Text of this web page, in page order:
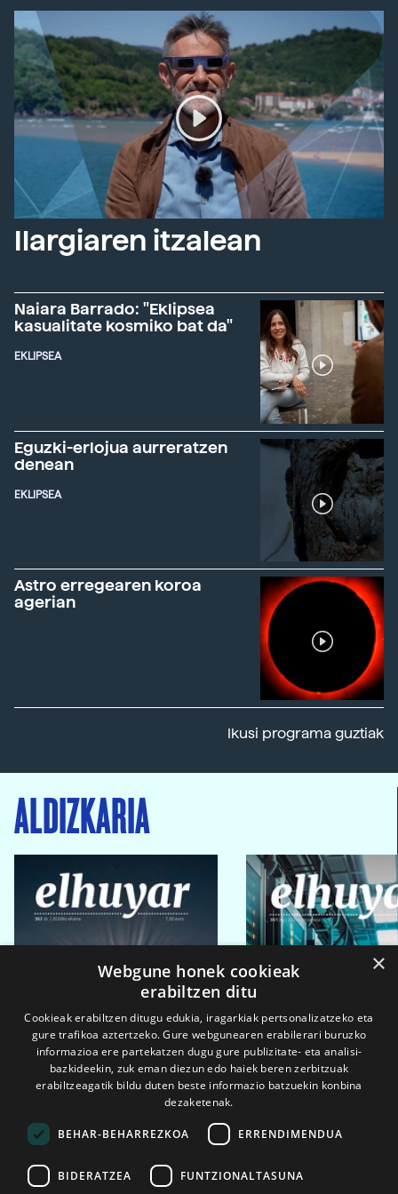
Ilargiaren itzalean
Naiara Barrado: "Eklipsea
kasualitate kosmiko bat da"
EKLIPSEA
Eguzki-erlojua aurreratzen
denean
EKLIPSEA
Astro erregearen koroa
agerian
Ikusi programa guztiak
ALDIZKARIA
2026ko eka. 1a 2026ko mar. 1a
×
Webgune honek cookieak
erabiltzen ditu
Cookieak erabiltzen ditugu edukia, iragarkiak pertsonalizatzeko eta
gure trafikoa aztertzeko. Gure webgunearen erabilerari buruzko
informazioa ere partekatzen dugu gure publizitate- eta analisi-
bazkideekin, zuk eman diezun edo haiek beren zerbitzuak
erabiltzeagatik bildu duten beste informazio batzuekin konbina
dezaketenak.
BEHAR-BEHARREZKOA ERRENDIMENDUA
BIDERATZEA FUNTZIONALTASUNA